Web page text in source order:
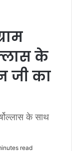
के
जी का
के साथ
read